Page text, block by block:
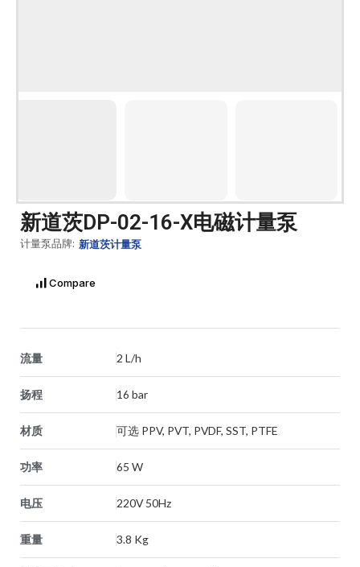
新道茨DP-02-16-X电磁计量泵
计量泵品牌: 新道茨计量泵
Compare
流量 2 L/h
扬程 16 bar
材质 可选 PPV, PVT, PVDF, SST, PTFE
功率 65 W
电压 220V 50Hz
重量 3.8 Kg